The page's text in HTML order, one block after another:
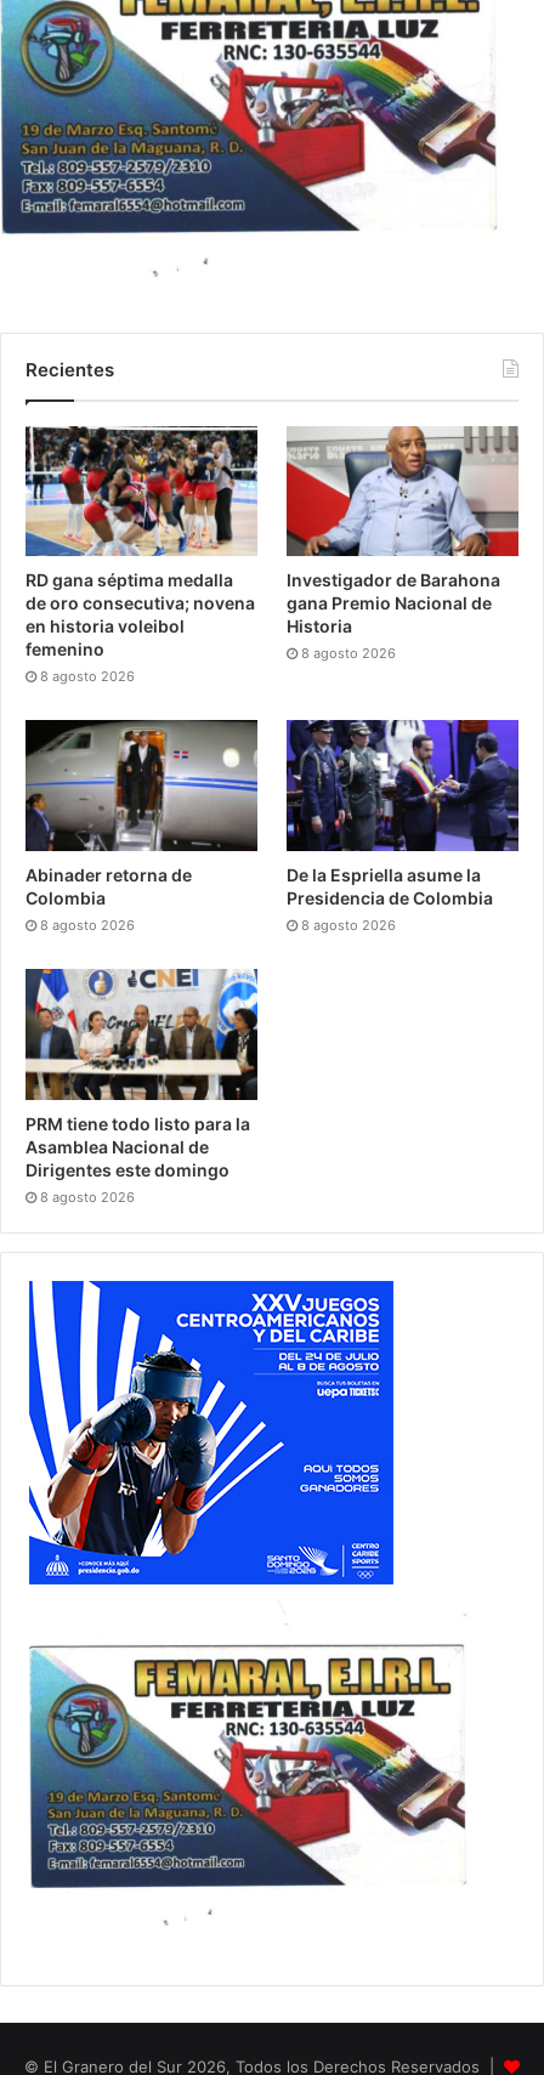
Recientes
RD gana séptima medalla
de oro consecutiva; novena
en historia voleibol
femenino
8 agosto 2026
Investigador de Barahona
gana Premio Nacional de
Historia
8 agosto 2026
Abinader retorna de
Colombia
8 agosto 2026
De la Espriella asume la
Presidencia de Colombia
8 agosto 2026
PRM tiene todo listo para la
Asamblea Nacional de
Dirigentes este domingo
8 agosto 2026
© El Granero del Sur 2026, Todos los Derechos Reservados |